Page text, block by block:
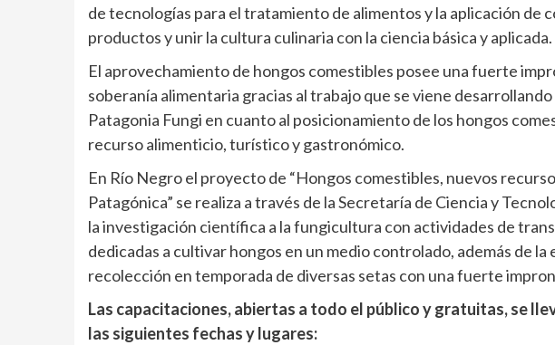
de tecnologías para el tratamiento de alimentos y la aplicación de
productos y unir la cultura culinaria con la ciencia básica y aplicada.
El aprovechamiento de hongos comestibles posee una fuerte
soberanía alimentaria gracias al trabajo que se viene
Patagonia Fungi en cuanto al posicionamiento de los hongos
recurso alimenticio, turístico y gastronómico.
En Río Negro el proyecto de “Hongos comestibles, nuevos
Patagónica” se realiza a través de la Secretaría de Ciencia y
la investigación científica a la fungicultura con actividades de
dedicadas a cultivar hongos en un medio controlado, además de la
recolección en temporada de diversas setas con una fuerte
Las capacitaciones, abiertas a todo el público y gratuitas, se
las siguientes fechas y lugares: